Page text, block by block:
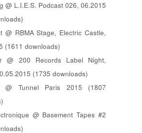
@ L.I.E.S. Podcast 026, 06.2015
@ RBMA Stage, Electric Castle,
(1611 downloads)
@ 200 Records Label Night,
(1735 downloads)
@ Tunnel Paris 2015 (1807
@ Basement Tapes #2